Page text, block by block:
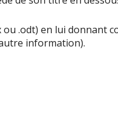
.odt) en lui donnant
information).